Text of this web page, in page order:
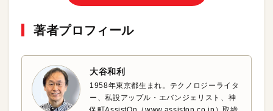
著者プロフィール
大谷和利
1958年東京都生まれ。テクノロジーライタ
ー、私設アップル・エバンジェリスト、神